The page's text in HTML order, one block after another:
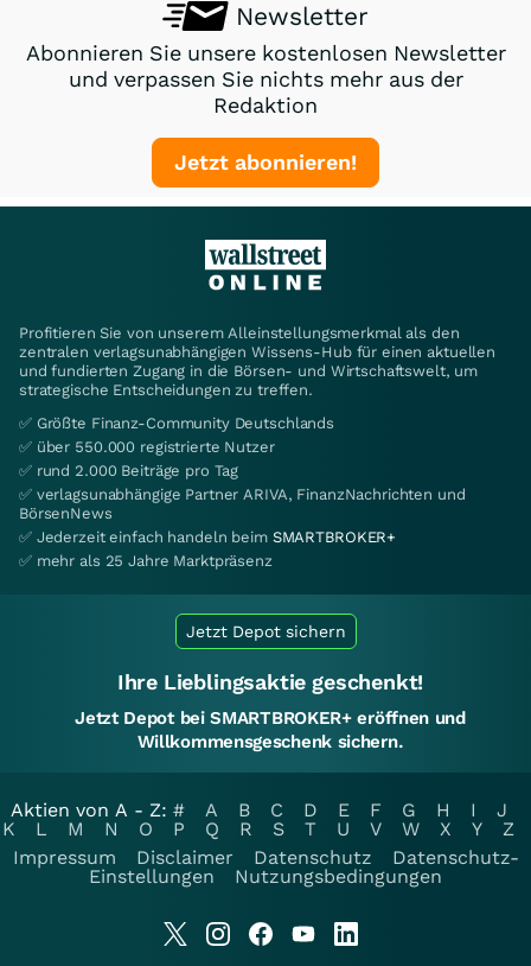
Newsletter
Abonnieren Sie unsere kostenlosen Newsletter
und verpassen Sie nichts mehr aus der
Redaktion
Jetzt abonnieren!
Profitieren Sie von unserem Alleinstellungsmerkmal als den
zentralen verlagsunabhängigen Wissens-Hub für einen aktuellen
und fundierten Zugang in die Börsen- und Wirtschaftswelt, um
strategische Entscheidungen zu treffen.
✅ Größte Finanz-Community Deutschlands
✅ über 550.000 registrierte Nutzer
✅ rund 2.000 Beiträge pro Tag
✅ verlagsunabhängige Partner ARIVA, FinanzNachrichten und
BörsenNews
✅ Jederzeit einfach handeln beim SMARTBROKER+
✅ mehr als 25 Jahre Marktpräsenz
Jetzt Depot sichern
Ihre Lieblingsaktie geschenkt!
Jetzt Depot bei SMARTBROKER+ eröffnen und
Willkommensgeschenk sichern.
Aktien von A - Z: # A B C D E F G H I
J
K
L M N O P Q R S T U V W X Y
Z
Impressum
Disclaimer Datenschutz
Datenschutz-
Einstellungen
Nutzungsbedingungen